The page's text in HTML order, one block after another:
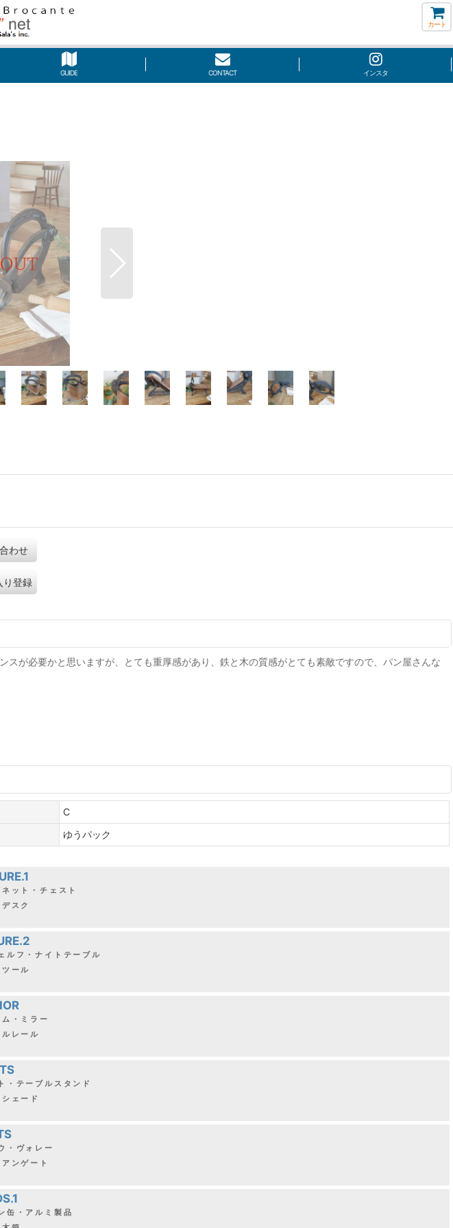
カート
GUIDE CONTACT インスタ
わせ
り登録
が必要かと思いますが、とても重厚感があり、鉄と木の質感がとても素敵ですので、パン屋さんな
C
ゆうパック
ット・チェスト
スク
ルフ・ナイトテーブル
ール
・ミラー
レール
・テーブルスタンド
ェード
・ヴォレー
ンゲート
缶・アルミ製品